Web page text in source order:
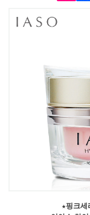
★핑크세